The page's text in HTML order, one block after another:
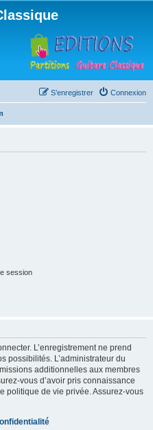
Connexion
S’enregistrer
session
L’enregistrement ne prend
possibilités. L’administrateur du
additionnelles aux membres
vous d’avoir pris connaissance
politique de vie privée. Assurez-vous